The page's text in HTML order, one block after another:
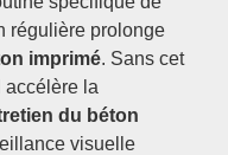
régulière prolonge
imprimé. Sans cet
accélère la
du béton
visuelle